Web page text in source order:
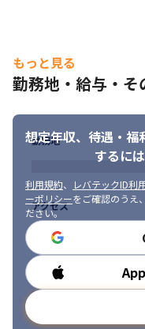
もっと見る
勤務地・給与・そ
想定年収、待遇・福
するに
利用規約、 レバテックID利
ーポリシーをご確認のうえ
ださい。
勤務地
アクセス
勤務時間